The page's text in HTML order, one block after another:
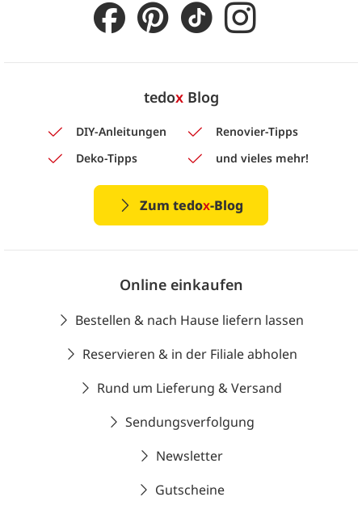
tedoxBlog
DIY-Anleitungen
Renovier-Tipps
Deko-Tipps
und vieles mehr!
Zum tedox-Blog
Online einkaufen
Bestellen & nach Hause liefern lassen
Reservieren & in der Filiale abholen
Rund um Lieferung & Versand
Sendungsverfolgung
Newsletter
Gutscheine